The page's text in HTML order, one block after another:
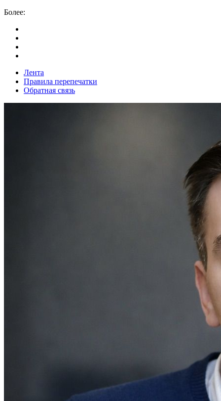
Более:
Лента
Правила перепечатки
Обратная связь